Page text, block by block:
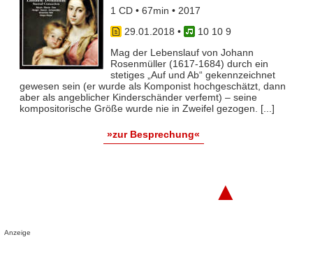
1 CD • 67min • 2017
29.01.2018 •
10 10 9
Mag der Lebenslauf von Johann
Rosenmüller (1617-1684) durch ein
stetiges „Auf und Ab“ gekennzeichnet
gewesen sein (er wurde als Komponist hochgeschätzt, dann
aber als angeblicher Kinderschänder verfemt) – seine
kompositorische Größe wurde nie in Zweifel gezogen. [...]
»zur Besprechung«
▲
Anzeige